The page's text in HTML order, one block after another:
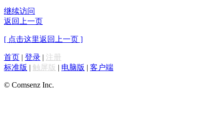
继续访问
返回上一页
[ 点击这里返回上一页 ]
首页 | 登录 | 注册
标准版 | 触屏版 | 电脑版 | 客户端
© Comsenz Inc.